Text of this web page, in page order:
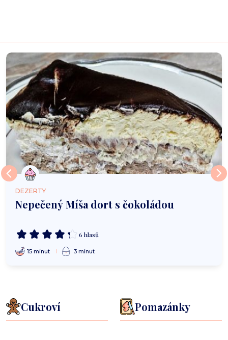
DEZERTY
Nepečený Míša dort s čokoládou
6 hlasů
15 minut 3 minut
Cukroví Pomazánky